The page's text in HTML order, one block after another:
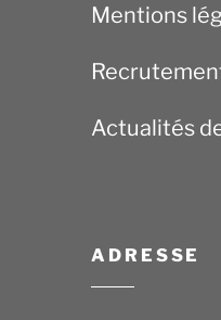
Mentions
Actualités
ADRESSE